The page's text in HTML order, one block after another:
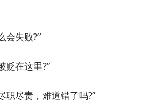
会失败?”
贬在这里?”
职尽责，难道错了吗?”